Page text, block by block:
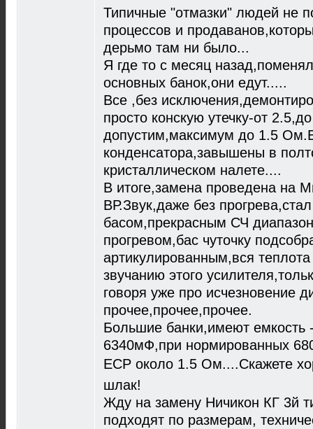
Типичные "отмазки" людей не
процессов и
дерьмо там ни было...
Я где то с месяц
основных банок,они едут.....
Все ,без
просто конскую утечку-от
допустим,максимум до 1.5
конденсатора,завышены в
кристаллическом налете....
В итоге,замена проведена на
ВР.Звук,даже без
басом,прекрасным СЧ
прогревом,бас чуточку
артикулированным,вся
звучанию этого
говоря уже про исчезновение
прочее,прочее,прочее.
Большие банки,имеют емкость
6340мФ,при нормированных
ЕСР около 1.5 Ом....Скажете
шлак!
Жду на замену Ничикон КГ 3й
подходят по размерам,